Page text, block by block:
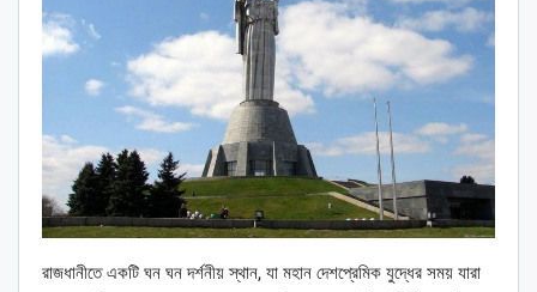
রাজধানীতে একটি ঘন ঘন দর্শনীয় স্থান, যা মহান দেশপ্রেমিক যুদ্ধের সময় যারা